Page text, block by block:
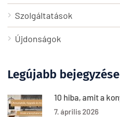
Szolgáltatások
Újdonságok
Legújabb
10 hiba, amit a
7. április 2026